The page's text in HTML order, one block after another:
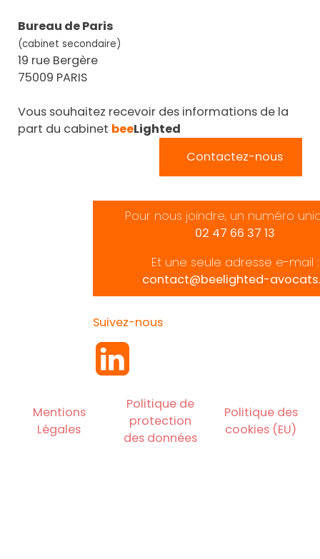
Bureau de Paris
(cabinet secondaire)
19 rue Bergère
75009 PARIS
Vous souhaitez recevoir des informations de la
part du cabinet beeLighted
Contactez-nous
Pour nous joindre, un numéro
02 47 66 37 13
Et une seule adresse e-mail :
contact@beelighted-
Suivez-nous
Mentions
Légales
Politique de
protection
des données
Politique des
cookies (EU)